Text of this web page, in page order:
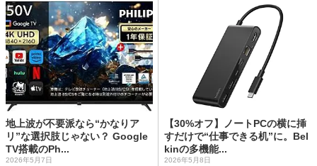
地上波が不要派なら“かなりア
リ”な選択肢じゃない？ Google
TV搭載のPh...
2026年5月7日
【30%オフ】ノートPCの横に挿
すだけで“仕事できる机”に。Bel
kinの多機能...
2026年5月8日